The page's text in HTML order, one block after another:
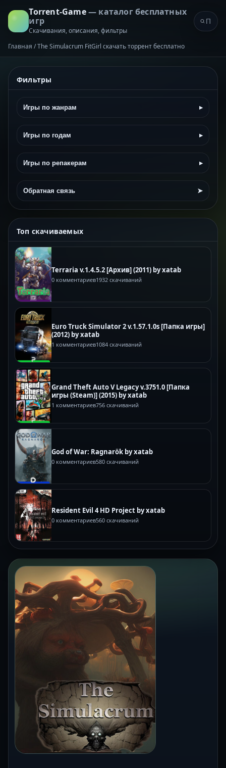
Torrent-Game— каталог бесплатных
игр
Скачивания, описания, фильтры
Главная /The Simulacrum FitGirl скачать торрент бесплатно
Фильтры
Игры по жанрам ▸
Игры по годам ▸
Игры по репакерам ▸
Обратная связь ➤
Топ скачиваемых
Terraria v.1.4.5.2 [Архив] (2011) by xatab
0 комментариев1932 скачиваний
Euro Truck Simulator 2 v.1.57.1.0s [Папка игры]
(2012) by xatab
1 комментариев1084 скачиваний
Grand Theft Auto V Legacy v.3751.0 [Папка
игры (Steam)] (2015) by xatab
1 комментариев756 скачиваний
God of War: Ragnarök by xatab
0 комментариев580 скачиваний
Resident Evil 4 HD Project by xatab
0 комментариев560 скачиваний